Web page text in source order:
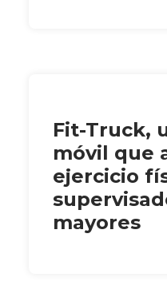
Fit-Truck,
móvil que
ejercicio
mayores